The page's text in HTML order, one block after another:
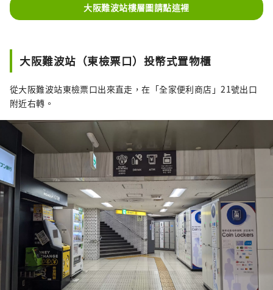
大阪難波站樓層圖請點這裡
大阪難波站（東檢票口）投幣式置物櫃
從大阪難波站東檢票口出來直走，在「全家便利商店」21號出口
附近右轉。